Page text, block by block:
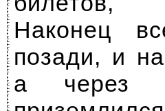
Наконец
позади, и
а через